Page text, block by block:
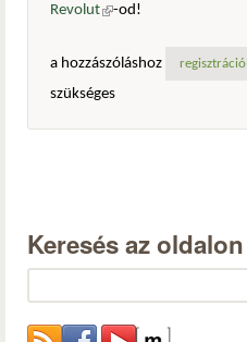
Revolut(külső hivatkozás)
-od!
a hozzászóláshoz regisztráció
szükséges
Keresés az oldalon